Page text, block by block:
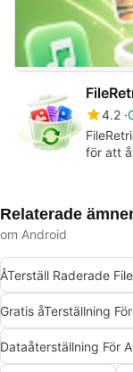
4.2
för att
Relaterade
om Android
ÅTerställ Raderade
Gratis åTerställning
Dataåterställning För